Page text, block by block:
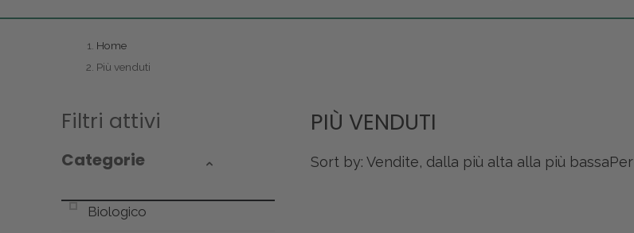
Home
Più venduti
Filtri attivi
Categorie
Biologico
PIÙ VENDUTI
Sort by: Vendite, dalla più alta alla più bassa